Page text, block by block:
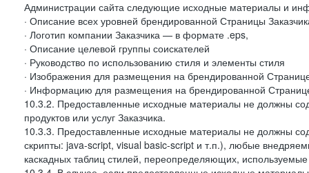
Администрации сайта следующие исходные материалы и
· Описание всех уровней брендированной Страницы
· Логотип компании Заказчика — в формате .eps,
· Описание целевой группы соискателей
· Руководство по использованию стиля и элементы стиля
· Изображения для размещения на брендированной
· Информацию для размещения на брендированной
10.3.2. Предоставленные исходные материалы не должны
продуктов или услуг Заказчика.
10.3.3. Предоставленные исходные материалы не должны
скрипты: java-script, visual basic-script и т.п.), любые
каскадных таблиц стилей, переопределяющих,